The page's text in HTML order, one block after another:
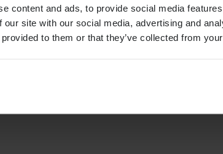
content and ads, to provide social media
our site with our social media, advertising and
to them or that they’ve collected from